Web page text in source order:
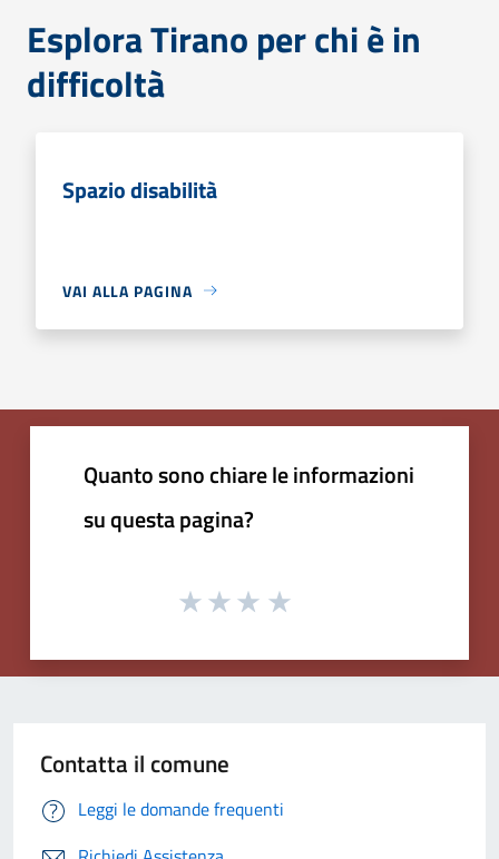
Esplora Tirano per chi è in
difficoltà
Spazio disabilità
VAI ALLA PAGINA
Quanto sono chiare le informazioni
su questa pagina?
Contatta il comune
Leggi le domande frequenti